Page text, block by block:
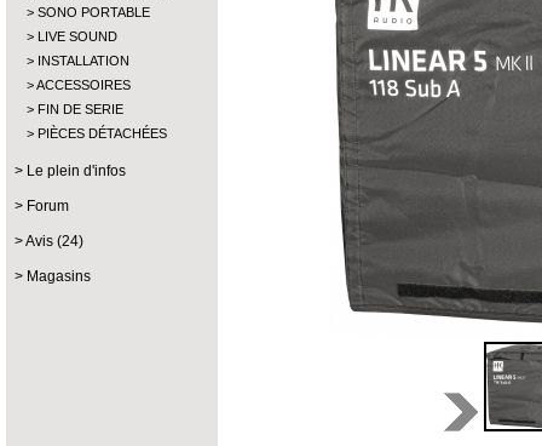
SONO PORTABLE
LIVE SOUND
INSTALLATION
ACCESSOIRES
FIN DE SERIE
PIÈCES DÉTACHÉES
Le plein d'infos
Forum
Avis (24)
Magasins